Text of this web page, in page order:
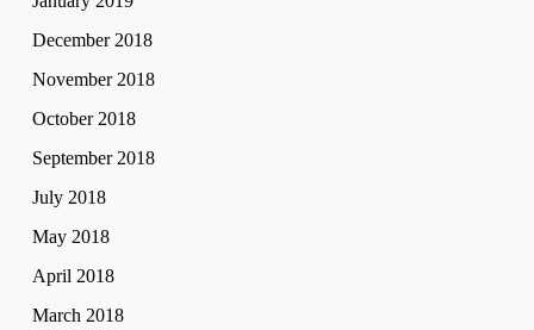
December 2018
November 2018
October 2018
September 2018
July 2018
May 2018
April 2018
March 2018